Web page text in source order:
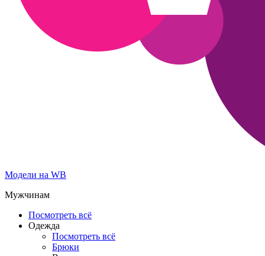
Модели на WB
Мужчинам
Посмотреть всё
Одежда
Посмотреть всё
Брюки